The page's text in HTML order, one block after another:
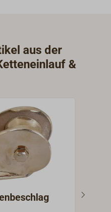
aus der
&